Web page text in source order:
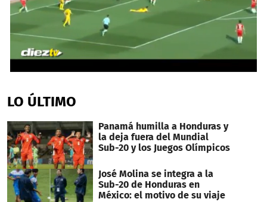
of
45
LO ÚLTIMO
Panamá humilla a Honduras y
la deja fuera del Mundial
Sub-20 y los Juegos Olímpicos
José Molina se integra a la
Sub-20 de Honduras en
México: el motivo de su viaje